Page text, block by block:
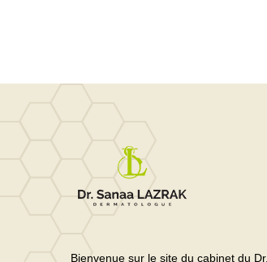
Bienvenue sur le site du cabinet du Dr.